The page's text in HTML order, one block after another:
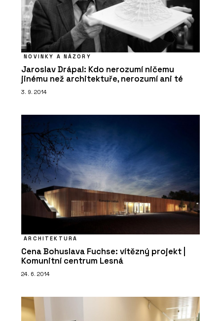
NOVINKY A NÁZORY
Jaroslav Drápal: Kdo nerozumí ničemu
jinému než architektuře, nerozumí ani té
3. 9. 2014
ARCHITEKTURA
Cena Bohuslava Fuchse: vítězný projekt |
Komunitní centrum Lesná
24. 6. 2014